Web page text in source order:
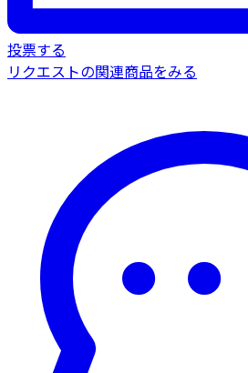
投票する
リクエストの関連商品をみる